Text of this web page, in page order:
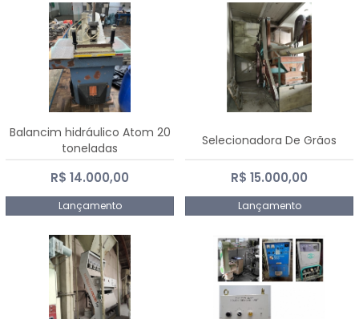
Balancim hidráulico Atom 20
toneladas
R$ 14.000,00
Lançamento
Selecionadora De Grãos
R$ 15.000,00
Lançamento